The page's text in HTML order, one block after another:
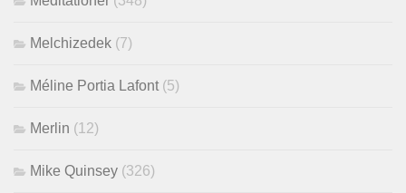
Melchizedek (7)
Méline Portia Lafont (5)
Merlin (12)
Mike Quinsey (326)